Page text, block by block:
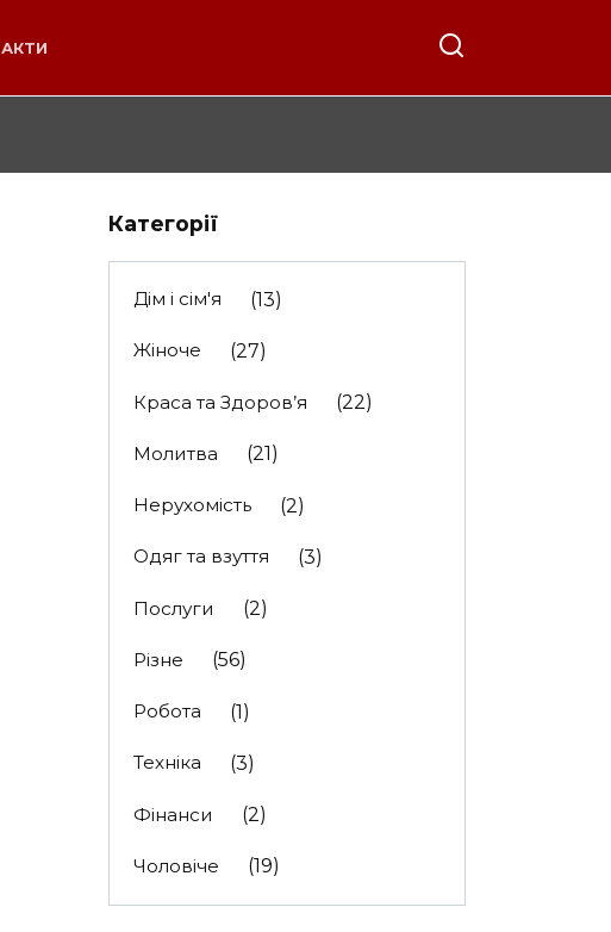
Категорії
Дім і сім'я (13)
Жіноче (27)
Краса та Здоров’я (22)
Молитва (21)
Нерухомість (2)
Одяг та взуття (3)
Послуги (2)
Різне (56)
Робота (1)
Техніка (3)
Фінанси (2)
Чоловіче (19)